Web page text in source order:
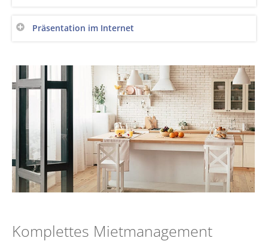
Präsentation im Internet
Komplettes Mietmanagement